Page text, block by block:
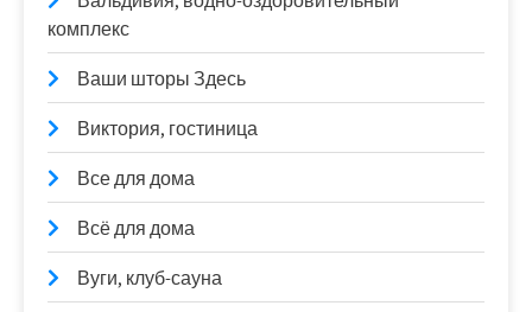
комплекс
Ваши шторы Здесь
Виктория, гостиница
Все для дома
Всё для дома
Вуги, клуб-сауна